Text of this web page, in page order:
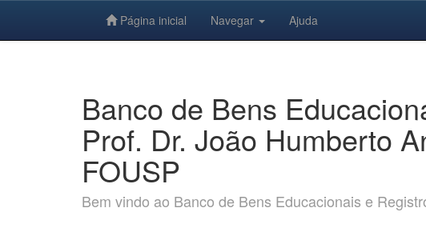
Página inicial Navegar Ajuda
Banco de Bens
Prof. Dr. João Humberto
FOUSP
Bem vindo ao Banco de Bens Educacionais e